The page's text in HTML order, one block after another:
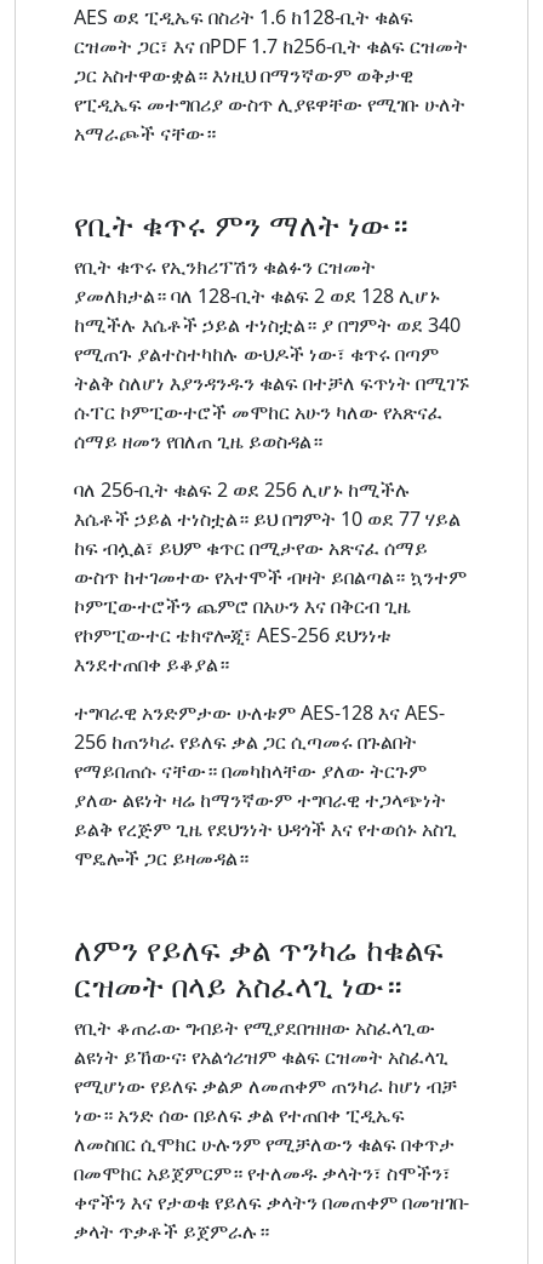
AES ወደ ፒዲኤፍ በስሪት 1.6 ከ128-ቢት ቁልፍ
ርዝመት ጋር፣ እና በPDF 1.7 ከ256-ቢት ቁልፍ ርዝመት
ጋር አስተዋውቋል። እነዚህ በማንኛውም ወቅታዊ
የፒዲኤፍ መተግበሪያ ውስጥ ሊያዩዋቸው የሚገቡ ሁለት
አማራጮች ናቸው።
የቢት ቁጥሩ ምን ማለት ነው።
የቢት ቁጥሩ የኢንክሪፕሽን ቁልፉን ርዝመት
ያመለክታል። ባለ 128-ቢት ቁልፍ 2 ወደ 128 ሊሆኑ
ከሚችሉ እሴቶች ኃይል ተነስቷል። ያ በግምት ወደ 340
የሚጠጉ ያልተስተካከሉ ውህዶች ነው፣ ቁጥሩ በጣም
ትልቅ ስለሆነ እያንዳንዱን ቁልፍ በተቻለ ፍጥነት በሚገኙ
ሱፐር ኮምፒውተሮች መሞከር አሁን ካለው የአጽናፈ
ሰማይ ዘመን የበለጠ ጊዜ ይወስዳል።
ባለ 256-ቢት ቁልፍ 2 ወደ 256 ሊሆኑ ከሚችሉ
እሴቶች ኃይል ተነስቷል። ይህ በግምት 10 ወደ 77 ሃይል
ከፍ ብሏል፣ ይህም ቁጥር በሚታየው አጽናፈ ሰማይ
ውስጥ ከተገመተው የአተሞች ብዛት ይበልጣል። ኳንተም
ኮምፒውተሮችን ጨምሮ በአሁን እና በቅርብ ጊዜ
የኮምፒውተር ቴክኖሎጂ፣ AES-256 ደህንነቱ
እንደተጠበቀ ይቆያል።
ተግባራዊ አንድምታው ሁለቱም AES-128 እና AES-
256 ከጠንካራ የይለፍ ቃል ጋር ሲጣመሩ በጉልበት
የማይበጠሱ ናቸው። በመካከላቸው ያለው ትርጉም
ያለው ልዩነት ዛሬ ከማንኛውም ተግባራዊ ተጋላጭነት
ይልቅ የረጅም ጊዜ የደህንነት ህዳጎች እና የተወሰኑ አስጊ
ሞዴሎች ጋር ይዛመዳል።
ለምን የይለፍ ቃል ጥንካሬ ከቁልፍ
ርዝመት በላይ አስፈላጊ ነው።
የቢት ቆጠራው ግብይት የሚያደበዝዘው አስፈላጊው
ልዩነት ይኸውና፡ የአልጎሪዝም ቁልፍ ርዝመት አስፈላጊ
የሚሆነው የይለፍ ቃልዎ ለመጠቀም ጠንካራ ከሆነ ብቻ
ነው። አንድ ሰው በይለፍ ቃል የተጠበቀ ፒዲኤፍ
ለመስበር ሲሞክር ሁሉንም የሚቻለውን ቁልፍ በቀጥታ
በመሞከር አይጀምርም። የተለመዱ ቃላትን፣ ስሞችን፣
ቀኖችን እና የታወቁ የይለፍ ቃላትን በመጠቀም በመዝገበ-
ቃላት ጥቃቶች ይጀምራሉ።